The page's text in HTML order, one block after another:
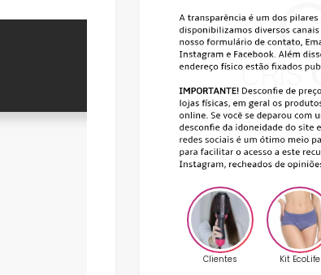
Clientes Kit EcoLife